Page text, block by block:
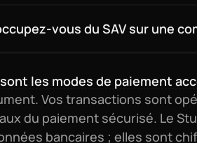
vous du SAV sur une
les modes de paiement
Vos transactions sont
du paiement sécurisé. Le
bancaires ; elles sont